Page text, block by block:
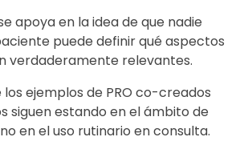
apoya en la idea de que nadie
puede definir qué aspectos
verdaderamente relevantes.
los ejemplos de PRO co-creados
siguen estando en el ámbito de
en el uso rutinario en consulta.